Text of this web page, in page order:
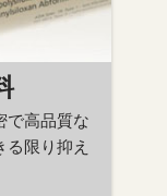
で高品質な
限り抑え